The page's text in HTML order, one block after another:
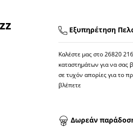
Εξυπηρέτηση
Καλέστε μας στο26820
καταστημάτων για να σας
σε τυχόν απορίες για το
βλέπετε
Δωρεάν